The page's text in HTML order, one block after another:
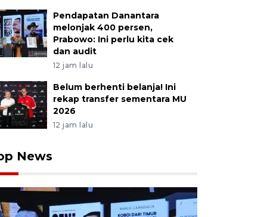
Pendapatan Danantara
melonjak 400 persen,
Prabowo: Ini perlu kita cek
dan audit
12 jam lalu
Belum berhenti belanja! Ini
rekap transfer sementara MU
2026
12 jam lalu
News